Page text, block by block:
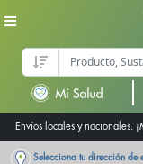
Envíos locales y nacionales.
Selecciona tu dirección de